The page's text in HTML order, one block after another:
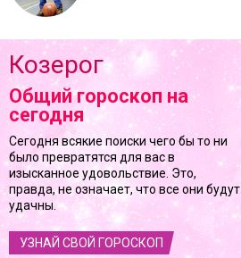
Козерог
Общий гороскоп на
сегодня
Сегодня всякие поиски чего бы то ни
было превратятся для вас в
изысканное удовольствие. Это,
правда, не означает, что все они будут
удачны.
УЗНАЙ СВОЙ ГОРОСКОП